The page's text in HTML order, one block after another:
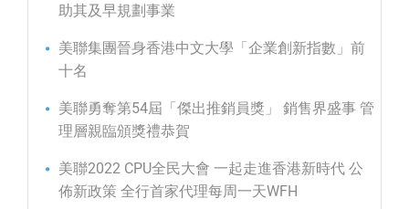
助其及早規劃事業
美聯集團晉身香港中文大學「企業創新指數」前
十名
美聯勇奪第54屆「傑出推銷員獎」 銷售界盛事 管
理層親臨頒獎禮恭賀
美聯2022 CPU全民大會 一起走進香港新時代 公
佈新政策 全行首家代理每周一天WFH